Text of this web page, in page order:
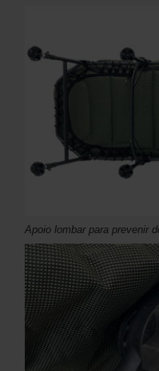
Apoio lombar para prevenir